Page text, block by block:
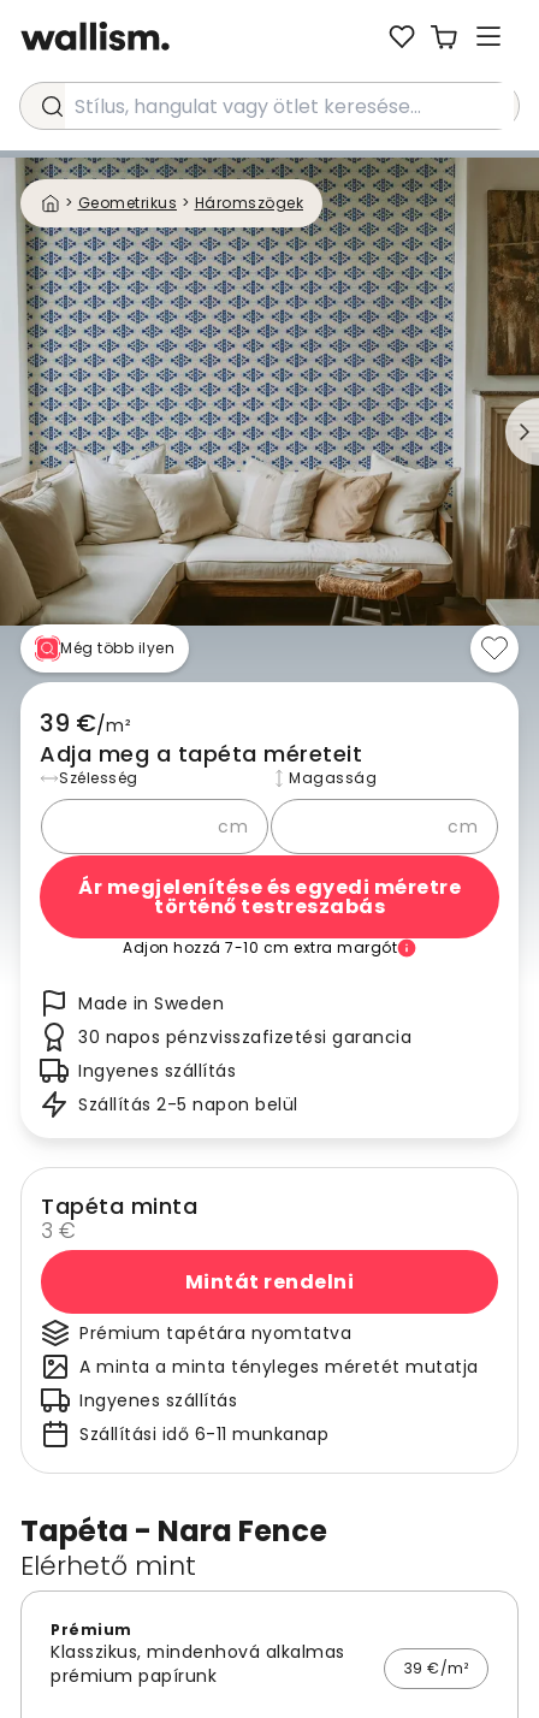
Stílus, hangulat vagy ötlet keresése...
> Geometrikus > Háromszögek
Tapéta - Nara Fence
Elérhető mint
Prémium
Klasszikus, mindenhová alkalmas
prémium papírunk
39 €/m²
Még több ilyen
39 €/m²
Adja meg a tapéta méreteit
Szélesség
cm
Magasság
cm
Ár megjelenítése és egyedi méretre
történő testreszabás
Adjon hozzá 7-10 cm extra margót
Made in Sweden
30 napos pénzvisszafizetési garancia
Ingyenes szállítás
Szállítás 2-5 napon belül
Tapéta minta
3 €
Mintát rendelni
Prémium tapétára nyomtatva
A minta a minta tényleges méretét mutatja
Ingyenes szállítás
Szállítási idő 6-11 munkanap